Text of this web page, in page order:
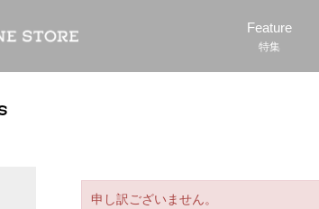
Feature
特集
申し訳ございません。